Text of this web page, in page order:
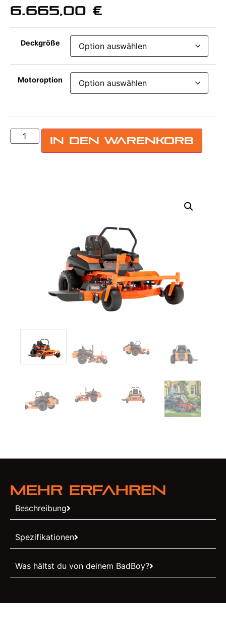
6.665,00 €
Deckgröße
Motoroption
In den Warenkorb
Mehr erfahren
Beschreibung
Spezifikationen
Was hältst du von deinem BadBoy?